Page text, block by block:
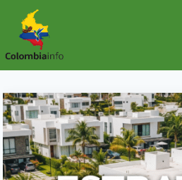
Doorgaan
naar
inhoud